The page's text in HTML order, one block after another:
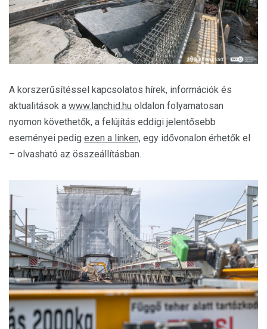
A korszerűsítéssel kapcsolatos hírek, információk és
aktualitások a www.lanchid.hu oldalon folyamatosan
nyomon követhetők, a felújítás eddigi jelentősebb
eseményei pedig ezen a linken, egy idővonalon érhetők el
– olvasható az összeállításban.